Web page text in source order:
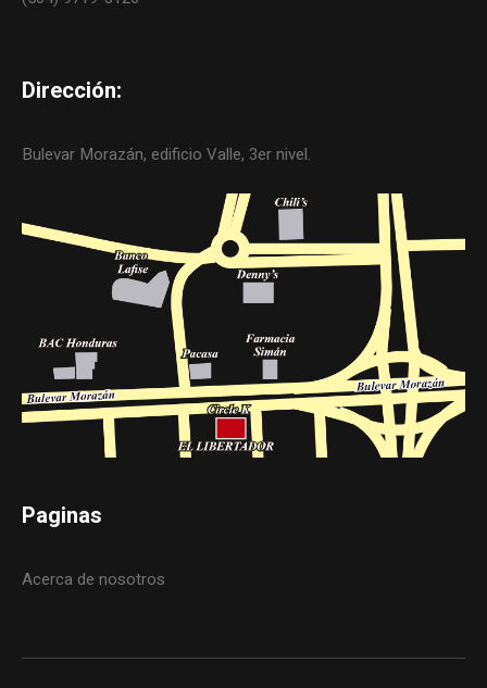
Dirección:
Bulevar Morazán, edificio Valle, 3er nivel.
Paginas
Acerca de nosotros